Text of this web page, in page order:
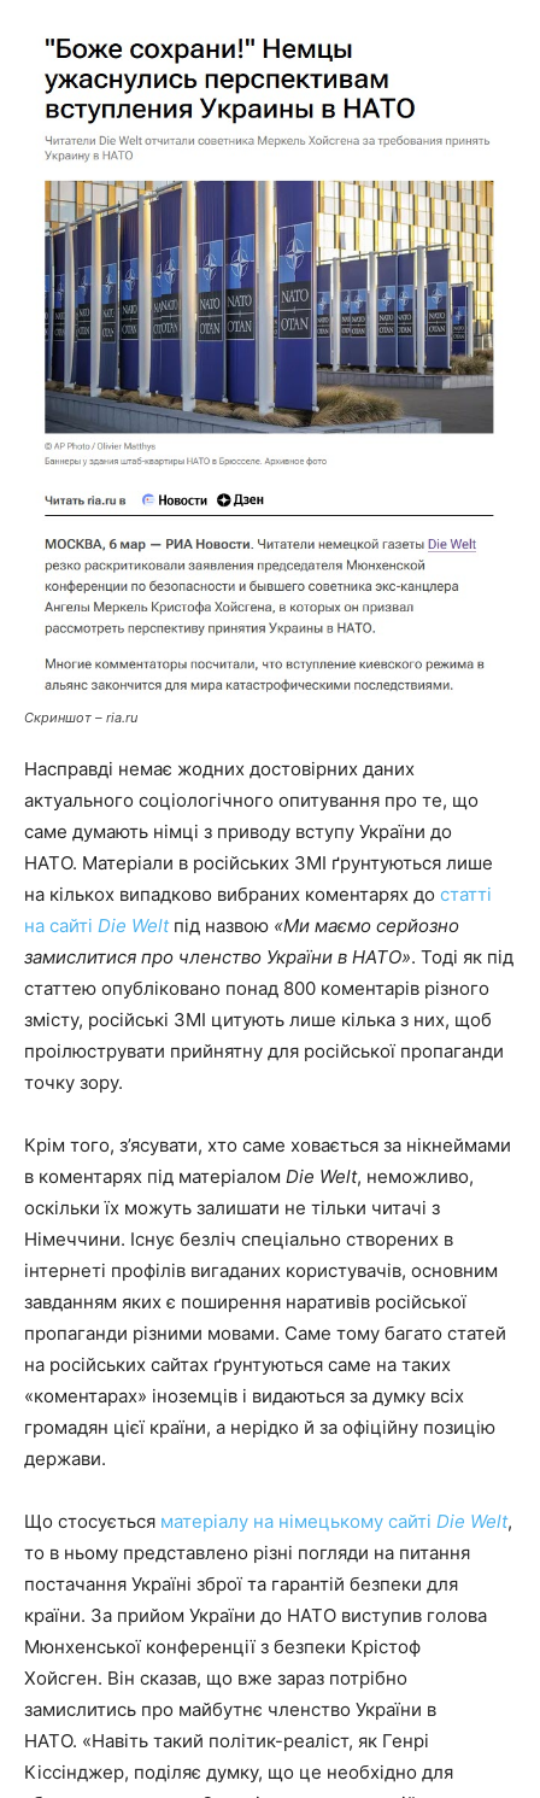
Скриншот – ria.ru
Насправді немає жодних достовірних даних
актуального соціологічного опитування про те, що
саме думають німці з приводу вступу України до
НАТО. Матеріали в російських ЗМІ ґрунтуються лише
на кількох випадково вибраних коментарях до статті
на сайті Die Weltпід назвою «Ми маємо серйозно
замислитися про членство України в НАТО». Тоді як під
статтею опубліковано понад 800 коментарів різного
змісту, російські ЗМІ цитують лише кілька з них, щоб
проілюструвати прийнятну для російської пропаганди
точку зору.
Крім того, з’ясувати, хто саме ховається за нікнеймами
в коментарях під матеріалом Die Welt, неможливо,
оскільки їх можуть залишати не тільки читачі з
Німеччини. Існує безліч спеціально створених в
інтернеті профілів вигаданих користувачів, основним
завданням яких є поширення наративів російської
пропаганди різними мовами. Саме тому багато статей
на російських сайтах ґрунтуються саме на таких
«коментарах» іноземців і видаються за думку всіх
громадян цієї країни, а нерідко й за офіційну позицію
держави.
Що стосується матеріалу на німецькому сайті Die Welt,
то в ньому представлено різні погляди на питання
постачання Україні зброї та гарантій безпеки для
країни. За прийом України до НАТО виступив голова
Мюнхенської конференції з безпеки Крістоф
Хойсген. Він сказав, що вже зараз потрібно
замислитись про майбутнє членство України в
НАТО. «Навіть такий політик-реаліст, як Генрі
Кіссінджер, поділяє думку, що це необхідно для